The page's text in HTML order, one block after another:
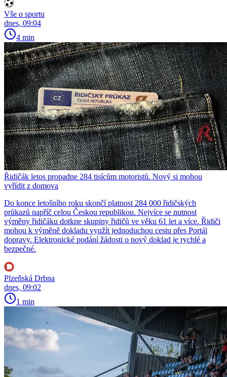
Vše o sportu
dnes, 09:04
4 min
Řidičák letos propadne 284 tisícům motoristů. Nový si mohou
vyřídit z domova
Do konce letošního roku skončí platnost 284 000 řidičských
průkazů napříč celou Českou republikou. Nejvíce se nutnost
výměny řidičáku dotkne skupiny řidičů ve věku 61 let a více. Řidiči
mohou k výměně dokladu využít jednoduchou cestu přes Portál
dopravy. Elektronické podání žádosti o nový doklad je rychlé a
bezpečné.
Plzeňská Drbna
dnes, 09:02
1 min